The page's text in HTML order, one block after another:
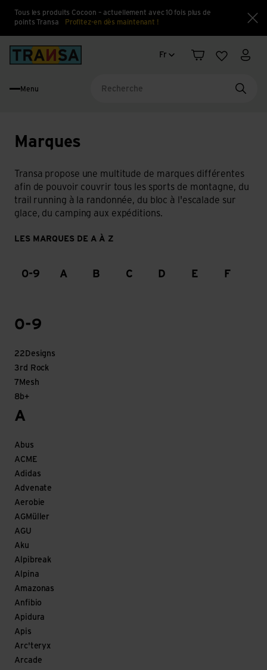
Tous les produits Cocoon – actuellement avec 10 fois plus de
points Transa
Profitez-en dès maintenant !
Changement de langue
Fr
PanierListe Mon
Menu
Marques
Transa propose une multitude de marques différentes
afin de pouvoir couvrir tous les sports de montagne, du
trail running à la randonnée, du bloc à l'escalade sur
glace, du camping aux expéditions.
LES MARQUES DE A À Z
0-9 A B C D E F
0-9
22Designs
3rd Rock
7Mesh
8b+
A
Abus
ACME
Adidas
Advenate
Aerobie
AGMüller
AGU
Aku
Alpibreak
Alpina
Amazonas
Anfibio
Apidura
Apis
Arc'teryx
Arcade